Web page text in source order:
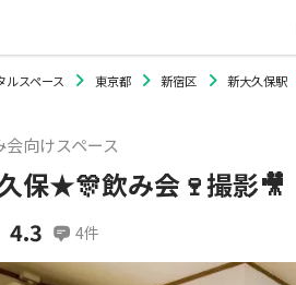
ルスペース 東京都 新宿区 新大久保駅
向けスペース
保★🎊飲み会🍷撮影🎥
4.3 4件